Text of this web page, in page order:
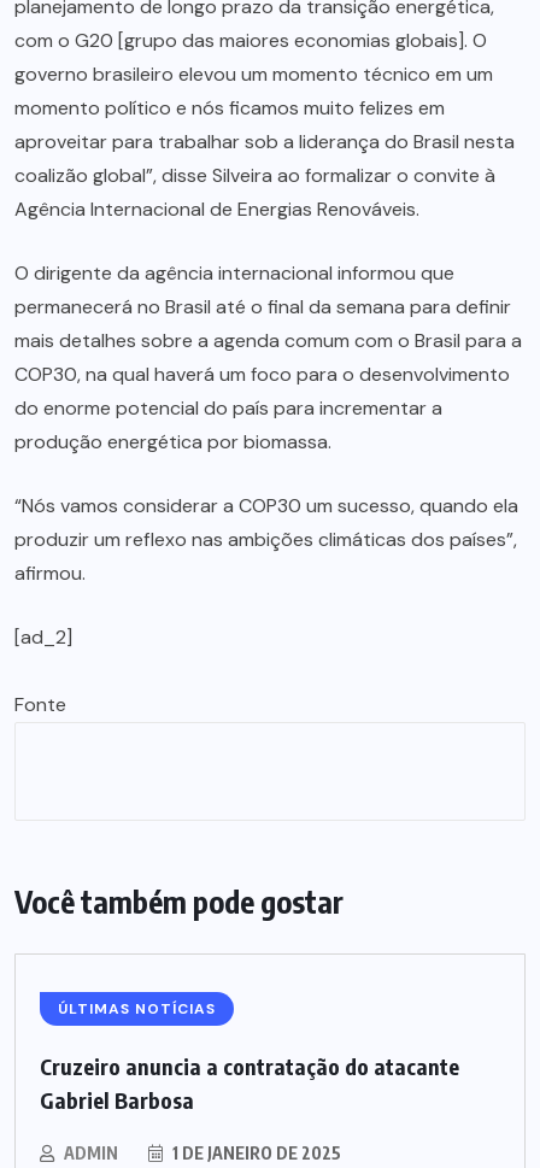
planejamento de longo prazo da transição energética,
com o G20 [grupo das maiores economias globais]. O
governo brasileiro elevou um momento técnico em um
momento político e nós ficamos muito felizes em
aproveitar para trabalhar sob a liderança do Brasil nesta
coalizão global”, disse Silveira ao formalizar o convite à
Agência Internacional de Energias Renováveis.
O dirigente da agência internacional informou que
permanecerá no Brasil até o final da semana para definir
mais detalhes sobre a agenda comum com o Brasil para a
COP30, na qual haverá um foco para o desenvolvimento
do enorme potencial do país para incrementar a
produção energética por biomassa.
“Nós vamos considerar a COP30 um sucesso, quando ela
produzir um reflexo nas ambições climáticas dos países”,
afirmou.
[ad_2]
Fonte
Você também pode gostar
ÚLTIMAS NOTÍCIAS
Cruzeiro anuncia a contratação do atacante
Gabriel Barbosa
ADMIN 1 DE JANEIRO DE 2025